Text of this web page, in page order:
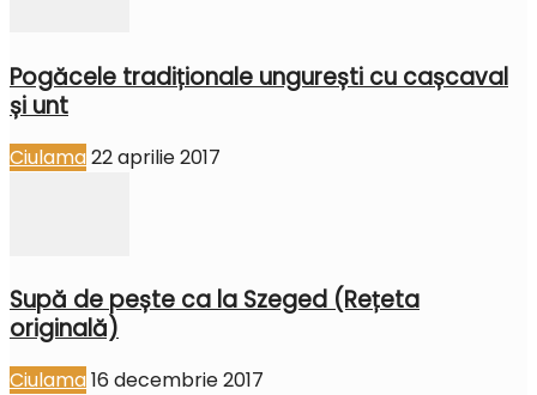
Pogăcele tradiționale ungurești cu cașcaval
și unt
Ciulama22 aprilie 2017
Supă de pește ca la Szeged (Rețeta
originală)
Ciulama16 decembrie 2017